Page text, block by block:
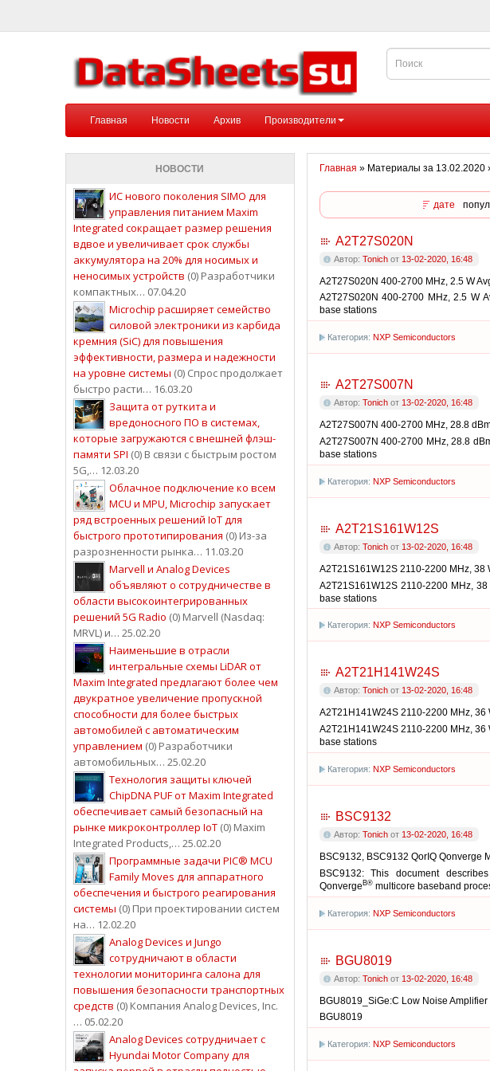
Главная Новости Архив Производители
НОВОСТИ
ИС нового поколения SIMO для
управления питанием Maxim
Integrated сокращает размер решения
вдвое и увеличивает срок службы
аккумулятора на 20% для носимых и
неносимых устройств (0) Разработчики
компактных… 07.04.20
Microchip расширяет семейство
силовой электроники из карбида
кремния (SiC) для повышения
эффективности, размера и надежности
на уровне системы (0) Спрос продолжает
быстро расти… 16.03.20
Защита от руткита и
вредоносного ПО в системах,
которые загружаются с внешней флэш-
памяти SPI (0) В связи с быстрым ростом
5G,… 12.03.20
Облачное подключение ко всем
MCU и MPU, Microchip запускает
ряд встроенных решений IoT для
быстрого прототипирования (0) Из-за
разрозненности рынка… 11.03.20
Marvell и Analog Devices
объявляют о сотрудничестве в
области высокоинтегрированных
решений 5G Radio (0) Marvell (Nasdaq:
MRVL) и… 25.02.20
Наименьшие в отрасли
интегральные схемы LiDAR от
Maxim Integrated предлагают более чем
двукратное увеличение пропускной
способности для более быстрых
автомобилей с автоматическим
управлением (0) Разработчики
автомобильных… 25.02.20
Технология защиты ключей
ChipDNA PUF от Maxim Integrated
обеспечивает самый безопасный на
рынке микроконтроллер IoT (0) Maxim
Integrated Products,… 25.02.20
Программные задачи PIC® MCU
Family Moves для аппаратного
обеспечения и быстрого реагирования
системы (0) При проектировании систем
на… 12.02.20
Analog Devices и Jungo
сотрудничают в области
технологии мониторинга салона для
повышения безопасности транспортных
средств (0) Компания Analog Devices, Inc.
… 05.02.20
Analog Devices сотрудничает с
Hyundai Motor Company для
Главная » Материалы за 13.02.2020
дате
A2T27S020N
Автор: Tonichот 13-02-2020, 16:48
A2T27S020N 400-2700 MHz, 2.5 W
A2T27S020N 400-2700 MHz, 2.5 W
base stations
Категория: NXP Semiconductors
A2T27S007N
Автор: Tonichот 13-02-2020, 16:48
A2T27S007N 400-2700 MHz, 28.8
A2T27S007N 400-2700 MHz, 28.8
base stations
Категория: NXP Semiconductors
A2T21S161W12S
Автор: Tonichот 13-02-2020, 16:48
A2T21S161W12S 2110-2200 MHz, 38
A2T21S161W12S 2110-2200 MHz,
base stations
Категория: NXP Semiconductors
A2T21H141W24S
Автор: Tonichот 13-02-2020, 16:48
A2T21H141W24S 2110-2200 MHz, 36
A2T21H141W24S 2110-2200 MHz, 36
base stations
Категория: NXP Semiconductors
BSC9132
Автор: Tonichот 13-02-2020, 16:48
BSC9132, BSC9132 QorIQ Qonverge
BSC9132: This document
Qonverge В®multicore baseband
Категория: NXP Semiconductors
BGU8019
Автор: Tonichот 13-02-2020, 16:48
BGU8019_SiGe:C Low Noise
BGU8019
Категория: NXP Semiconductors